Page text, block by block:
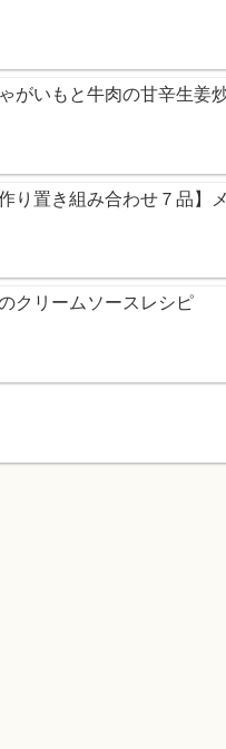
がいもと牛肉の甘辛生姜
り置き組み合わせ７品】
クリームソースレシピ